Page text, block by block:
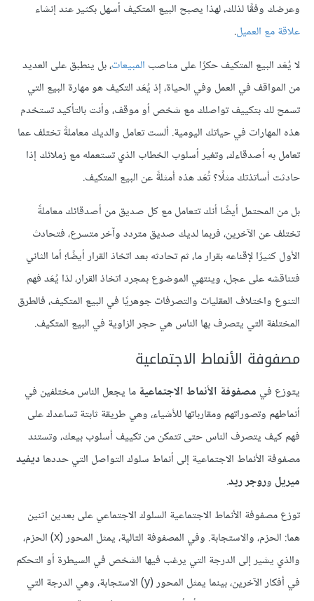
وعرضك وفقًا لذلك، لهذا يصبح البيع المتكيف أسهل بكثير عند إنشاء
علاقة مع العميل.
لا يُعَد البيع المتكيف حكرًا على مناصب المبيعات، بل ينطبق على العديد
من المواقف في العمل وفي الحياة، إذ يُعَد التكيف هو مهارة البيع التي
تسمح لك بتكييف تواصلك مع شخص أو موقف، وأنت بالتأكيد تستخدم
هذه المهارات في حياتك اليومية. ألست تعامل والديك معاملةً تختلف عما
تعامل به أصدقاءك، وتغير أسلوب الخطاب الذي تستعمله مع زملائك إذا
حادثت أساتذتك مثلًا؟ تُعَد هذه أمثلةً عن البيع المتكيف.
بل من المحتمل أيضًا أنك تتعامل مع كل صديق من أصدقائك معاملةً
تختلف عن الآخرين، فربما لديك صديق متردد وآخر متسرع، فتحادث
الأول كثيرًا لإقناعه بقرار ما، ثم تحادثه بعد اتخاذ القرار أيضًا؛ أما الثاني
فتناقشه على عجل، وينتهي الموضوع بمجرد اتخاذ القرار، لذا يُعَد فهم
التنوع واختلاف العقليات والتصرفات جوهريًا في البيع المتكيف، فالطرق
المختلفة التي يتصرف بها الناس هي حجر الزاوية في البيع المتكيف.
مصفوفة الأنماط الاجتماعية
يتوزع في مصفوفة الأنماط الاجتماعية ما يجعل الناس مختلفين في
أنماطهم وتصوراتهم ومقارباتها للأشياء، وهي طريقة ثابتة تساعدك على
فهم كيف يتصرف الناس حتى تتمكن من تكييف أسلوب بيعك، وتستند
مصفوفة الأنماط الاجتماعية إلى أنماط سلوك التواصل التي حددهاديفيد
ميريل وروجر ريد.
توزع مصفوفة الأنماط الاجتماعية السلوك الاجتماعي على بعدين اثنين
هما: الحزم، والاستجابة. وفي المصفوفة التالية، يمثل المحور (x) الحزم،
والذي يشير إلى الدرجة التي يرغب فيها الشخص في السيطرة أو التحكم
في أفكار الآخرين، بينما يمثل المحور (y) الاستجابة، وهي الدرجة التي